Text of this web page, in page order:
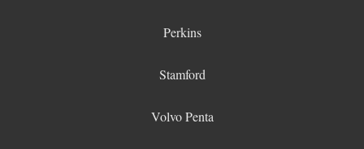
Perkins
Stamford
Volvo Penta